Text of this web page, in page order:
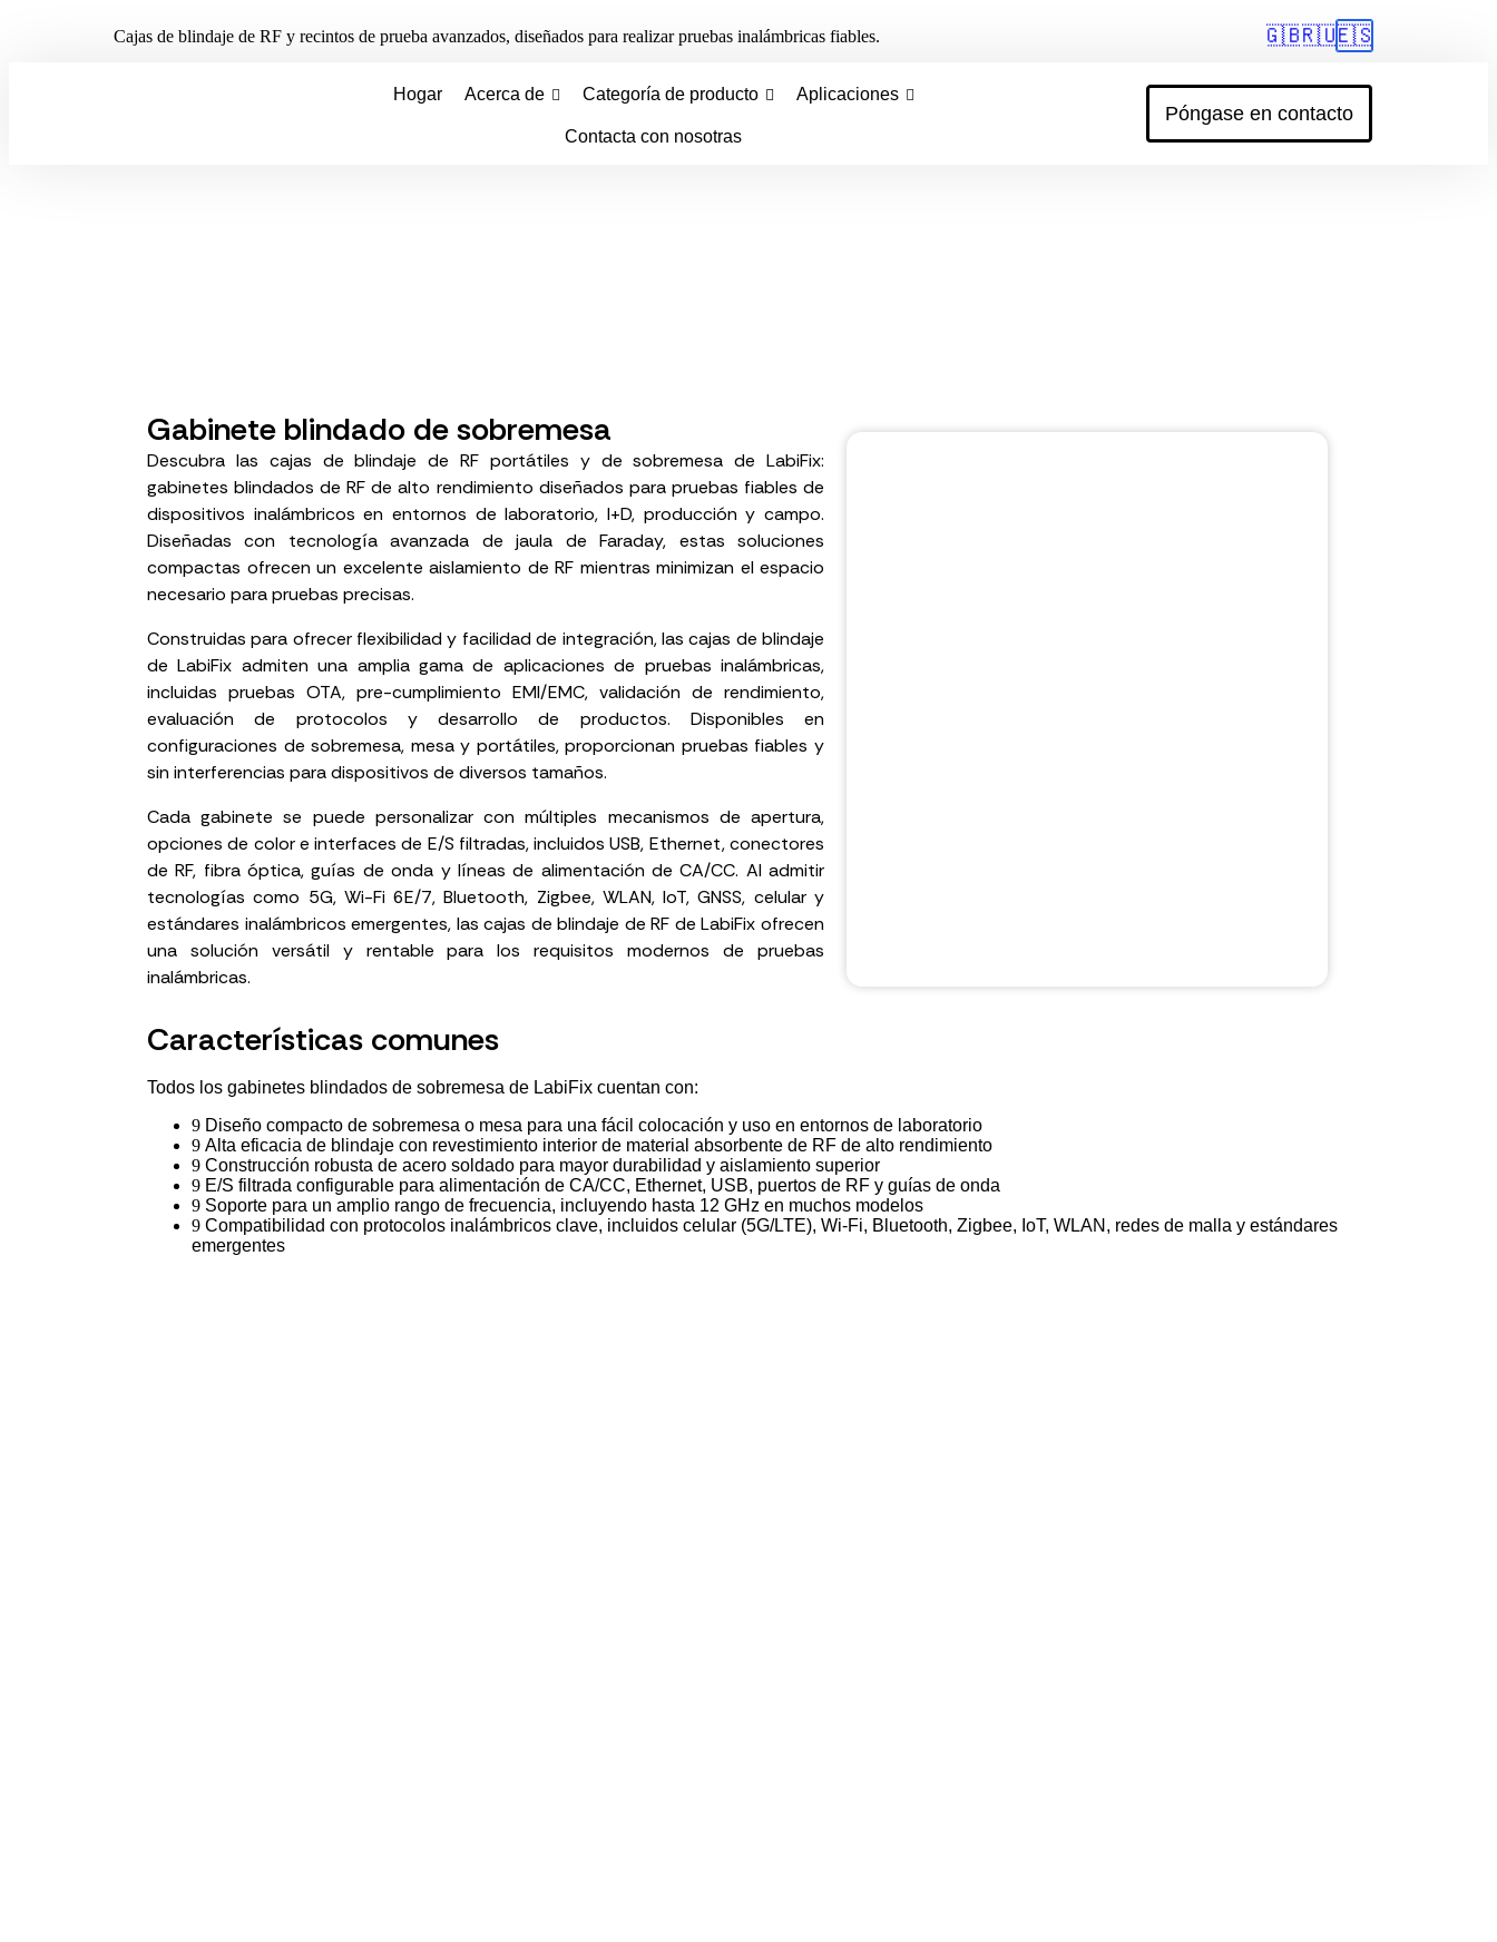
Cajas de blindaje de RF y recintos de prueba avanzados, diseñados para realizar pruebas inalámbricas fiables. 🇬🇧🇷🇺🇪🇸
Hogar Acerca de Categoría de producto Aplicaciones
Contacta con nosotras
Póngase en contacto
Gabinete blindado de sobremesa
Descubra las cajas de blindaje de RF portátiles y de sobremesa de LabiFix:
gabinetes blindados de RF de alto rendimiento diseñados para pruebas fiables de
dispositivos inalámbricos en entornos de laboratorio, I+D, producción y campo.
Diseñadas con tecnología avanzada de jaula de Faraday, estas soluciones
compactas ofrecen un excelente aislamiento de RF mientras minimizan el espacio
necesario para pruebas precisas.
Construidas para ofrecer flexibilidad y facilidad de integración, las cajas de blindaje
de LabiFix admiten una amplia gama de aplicaciones de pruebas inalámbricas,
incluidas pruebas OTA, pre-cumplimiento EMI/EMC, validación de rendimiento,
evaluación de protocolos y desarrollo de productos. Disponibles en
configuraciones de sobremesa, mesa y portátiles, proporcionan pruebas fiables y
sin interferencias para dispositivos de diversos tamaños.
Cada gabinete se puede personalizar con múltiples mecanismos de apertura,
opciones de color e interfaces de E/S filtradas, incluidos USB, Ethernet, conectores
de RF, fibra óptica, guías de onda y líneas de alimentación de CA/CC. Al admitir
tecnologías como 5G, Wi-Fi 6E/7, Bluetooth, Zigbee, WLAN, IoT, GNSS, celular y
estándares inalámbricos emergentes, las cajas de blindaje de RF de LabiFix ofrecen
una solución versátil y rentable para los requisitos modernos de pruebas
inalámbricas.
Características comunes
Todos los gabinetes blindados de sobremesa de LabiFix cuentan con:
Diseño compacto de sobremesa o mesa para una fácil colocación y uso en entornos de laboratorio
Alta eficacia de blindaje con revestimiento interior de material absorbente de RF de alto rendimiento
Construcción robusta de acero soldado para mayor durabilidad y aislamiento superior
E/S filtrada configurable para alimentación de CA/CC, Ethernet, USB, puertos de RF y guías de onda
Soporte para un amplio rango de frecuencia, incluyendo hasta 12 GHz en muchos modelos
Compatibilidad con protocolos inalámbricos clave, incluidos celular (5G/LTE), Wi-Fi, Bluetooth, Zigbee, IoT, WLAN, redes de malla y estándares
emergentes